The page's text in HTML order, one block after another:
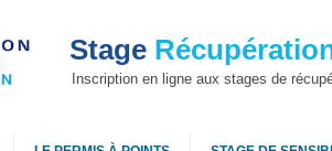
Stage
Inscription en ligne aux stages de